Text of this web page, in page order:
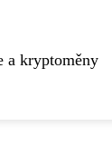
a kryptoměny